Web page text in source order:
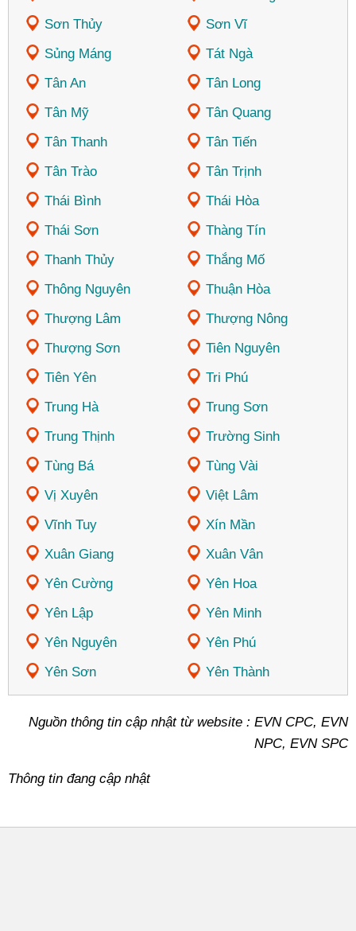
Sơn Thủy
Sơn Vĩ
Sủng Máng
Tát Ngà
Tân An
Tân Long
Tân Mỹ
Tân Quang
Tân Thanh
Tân Tiến
Tân Trào
Tân Trịnh
Thái Bình
Thái Hòa
Thái Sơn
Thàng Tín
Thanh Thủy
Thắng Mố
Thông Nguyên
Thuận Hòa
Thượng Lâm
Thượng Nông
Thượng Sơn
Tiên Nguyên
Tiên Yên
Tri Phú
Trung Hà
Trung Sơn
Trung Thịnh
Trường Sinh
Tùng Bá
Tùng Vài
Vị Xuyên
Việt Lâm
Vĩnh Tuy
Xín Mần
Xuân Giang
Xuân Vân
Yên Cường
Yên Hoa
Yên Lập
Yên Minh
Yên Nguyên
Yên Phú
Yên Sơn
Yên Thành
Nguồn thông tin cập nhật từ website : EVN CPC, EVN
NPC, EVN SPC
Thông tin đang cập nhật